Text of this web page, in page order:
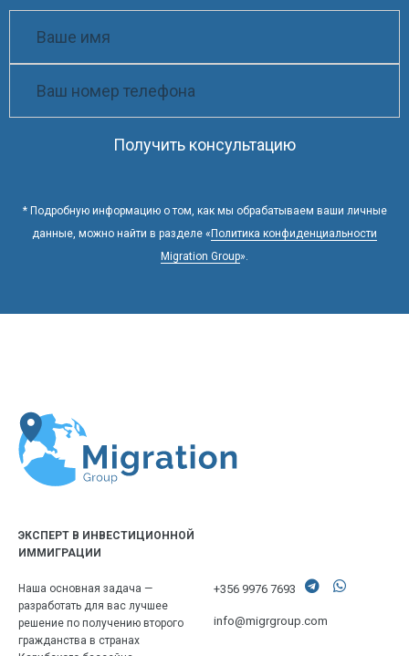
Получить консультацию
* Подробную информацию о том, как мы обрабатываем ваши личные
данные, можно найти в разделе « Политика конфиденциальности
Migration Group».
ЭКСПЕРТ В ИНВЕСТИЦИОННОЙ
ИММИГРАЦИИ
Наша основная задача —
разработать для вас лучшее
решение по получению второго
гражданства в странах
+356 9976 7693
info@migrgroup.com